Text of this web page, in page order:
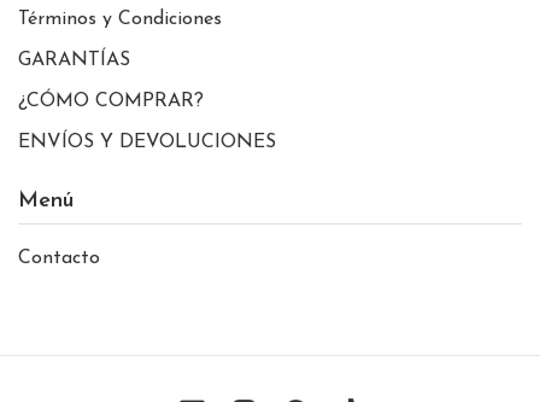
Términos y Condiciones
GARANTÍAS
¿CÓMO COMPRAR?
ENVÍOS Y DEVOLUCIONES
Menú
Contacto